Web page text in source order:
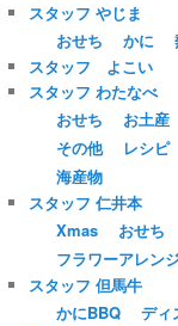
スタッフ やじま
おせち
かに
スタッフ よこい
スタッフ わたなべ
おせち
お土産
その他
レシピ
海産物
スタッフ 仁井本
Xmas
おせち
フラワーアレン
スタッフ 但馬牛
かにBBQ
ディ